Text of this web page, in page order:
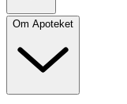
Om Apoteket